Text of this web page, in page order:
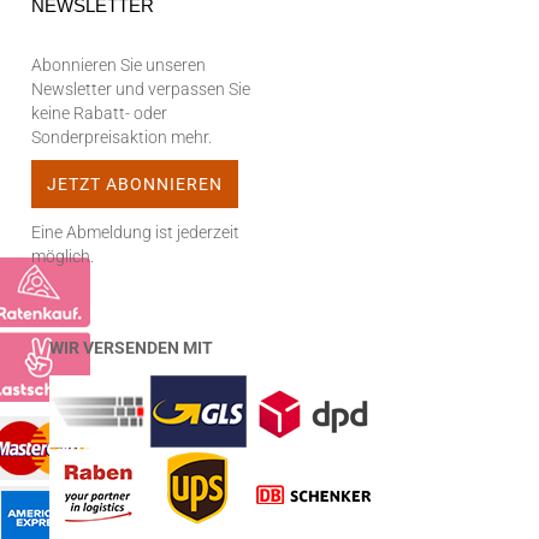
NEWSLETTER
Abonnieren Sie unseren
Newsletter und verpassen Sie
keine Rabatt- oder
Sonderpreisaktion mehr.
Eine Abmeldung ist jederzeit
möglich.
WIR VERSENDEN MIT